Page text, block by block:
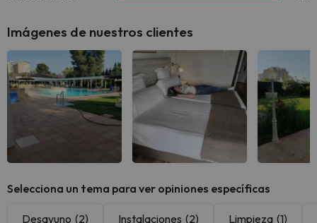
Imágenes de nuestros clientes
Selecciona un tema para ver opiniones específicas
Desayuno (2) Instalaciones (2) Limpieza (1)